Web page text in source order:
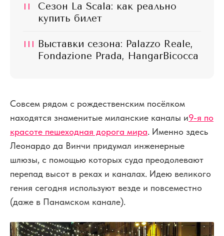
II
Сезон La Scala: как реально
купить билет
III Выставки сезона: Palazzo Reale,
Fondazione Prada, HangarBicocca
Совсем рядом с рождественским посёлком
находятся знаменитые миланские каналы и9-я по
красоте пешеходная дорога мира. Именно здесь
Леонардо да Винчи придумал инженерные
шлюзы, с помощью которых суда преодолевают
перепад высот в реках и каналах. Идею великого
гения сегодня используют везде и повсеместно
(даже в Панамском канале).